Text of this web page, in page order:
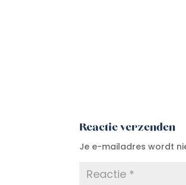
Reactie verzenden
Je e-mailadres wordt